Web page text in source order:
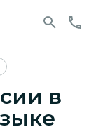
в